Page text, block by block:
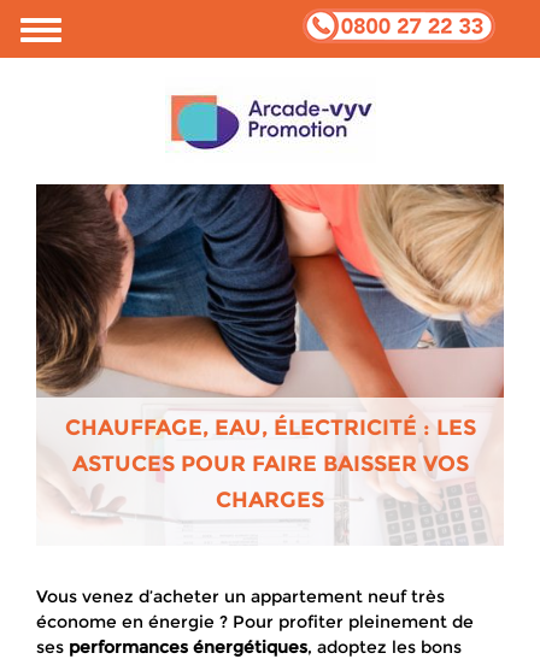
CHAUFFAGE, EAU, ÉLECTRICITÉ : LES
ASTUCES POUR FAIRE BAISSER VOS
CHARGES
Vous venez d’acheter un appartement neuf très
économe en énergie ? Pour profiter pleinement de
ses performances énergétiques, adoptez les bons